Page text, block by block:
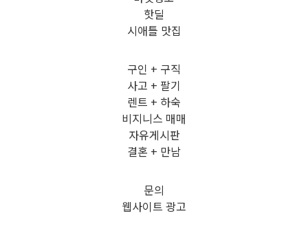
핫딜
시애틀 맛집
구인 + 구직
사고 + 팔기
렌트 + 하숙
비지니스 매매
자유게시판
결혼 + 만남
문의
웹사이트 광고